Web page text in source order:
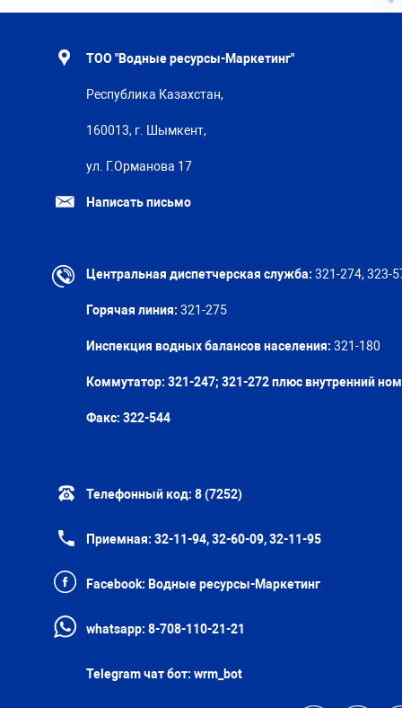
ТОО "Водные ресурсы-Маркетинг"
Республика Казахстан,
160013, г. Шымкент,
ул. Г.Орманова 17
Написать письмо
Центральная диспетчерская служба: 321-274, 323-
Горячая линия: 321-275
Инспекция водных балансов населения: 321-180
Коммутатор: 321-247; 321-272 плюс внутренний
Факс: 322-544
Телефонный код: 8 (7252)
Приемная: 32-11-94, 32-60-09, 32-11-95
Facebook: Водные ресурсы-Маркетинг
whatsapp: 8-708-110-21-21
Telegram чат бот: wrm_bot